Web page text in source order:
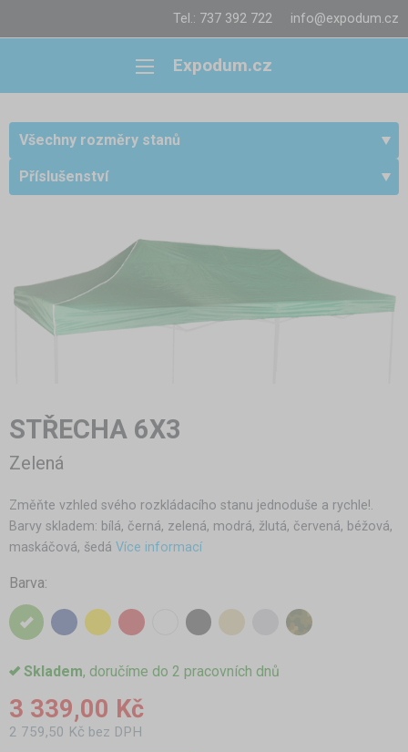
Tel.: 737 392 722 info@expodum.cz
Expodum.cz
Všechny rozměry stanů
Příslušenství
STŘECHA 6X3
Zelená
Změňte vzhled svého rozkládacího stanu jednoduše a rychle!.
Barvy skladem: bílá, černá, zelená, modrá, žlutá, červená, béžová,
maskáčová, šedá Více informací
Barva:
Skladem, doručíme do 2 pracovních dnů
3 339,00 Kč
2 759,50 Kč bez DPH